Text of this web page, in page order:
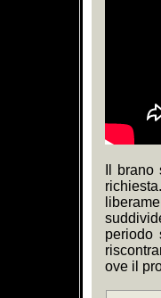
Il
periodo
ove il